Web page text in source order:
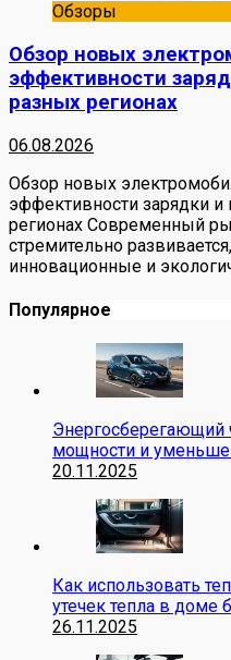
Обзоры
Обзор новых
эффективности
разных регионах
06.08.2026
Обзор новых
эффективности зарядки
регионах Современный
стремительно
инновационные и
Популярное
мощности и
20.11.2025
Как использовать
утечек тепла в доме
26.11.2025